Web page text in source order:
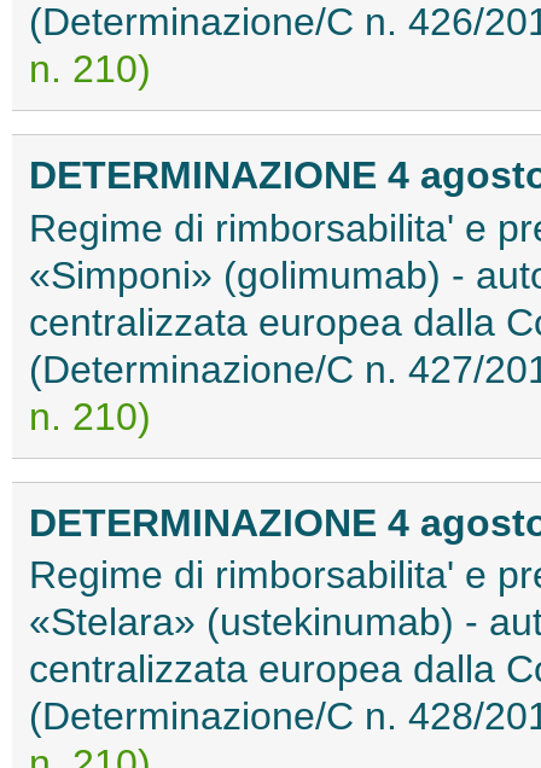
(Determinazione/C n. 426/
n. 210)
DETERMINAZIONE 4
Regime di rimborsabilita' e
«Simponi» (golimumab) -
centralizzata europea dalla
(Determinazione/C n. 427/
n. 210)
DETERMINAZIONE 4
Regime di rimborsabilita' e
«Stelara» (ustekinumab) -
centralizzata europea dalla
(Determinazione/C n. 428/